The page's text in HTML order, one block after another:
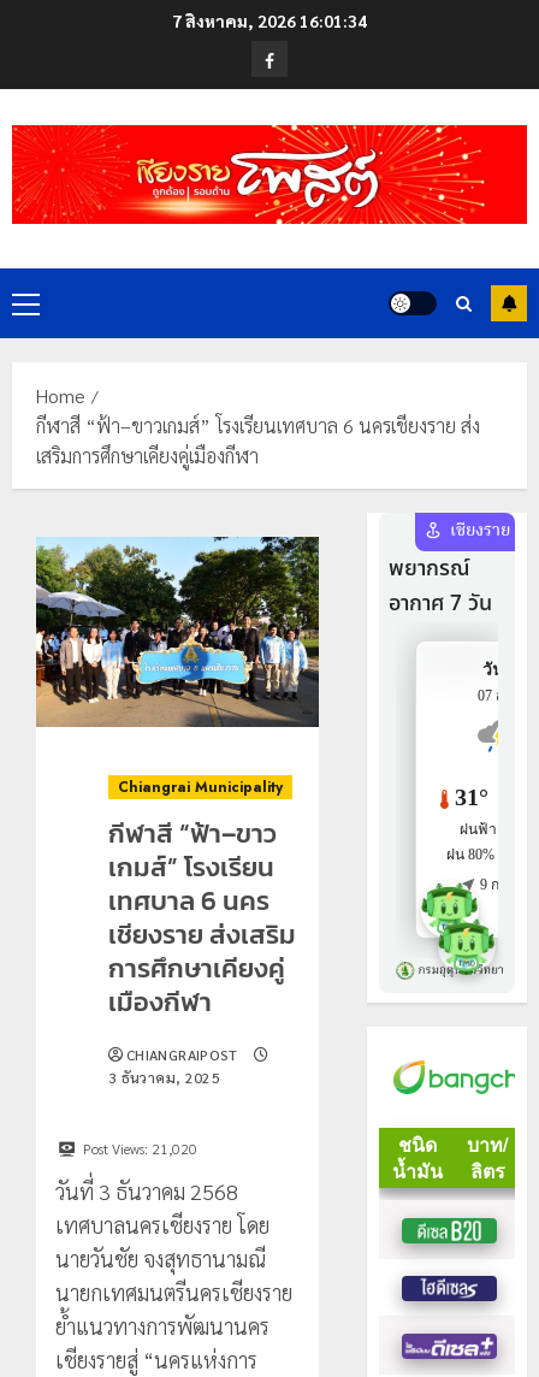
7 สิงหาคม, 2026 16:01:35
Facebook
Primary
Menu
Home
กีฬาสี “ฟ้า–ขาวเกมส์” โรงเรียนเทศบาล 6 นครเชียงราย ส่ง
เสริมการศึกษาเคียงคู่เมืองกีฬา
Chiangrai Municipality
กีฬาสี “ฟ้า–ขาว
เกมส์” โรงเรียน
เทศบาล 6 นคร
เชียงราย ส่งเสริม
การศึกษาเคียงคู่
เมืองกีฬา
CHIANGRAIPOST
3 ธันวาคม, 2025
Post Views: 21,020
วันที่ 3 ธันวาคม 2568
เทศบาลนครเชียงราย โดย
นายวันชัย จงสุทธานามณี
นายกเทศมนตรีนครเชียงราย
ย้ำแนวทางการพัฒนานคร
เชียงรายสู่ “นครแห่งการ